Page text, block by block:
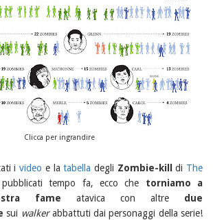
Clicca per ingrandire
ivideo e latabella degli Zombie-kill di The
tempo fa, ecco che torniamo a
fame atavica con altre due
sui walkerabbattuti dai personaggi della serie!